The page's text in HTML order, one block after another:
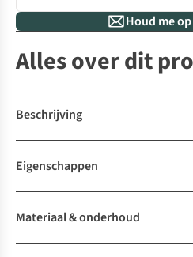
Houd me
Alles over dit
Beschrijving
Eigenschappen
Materiaal & onderhoud